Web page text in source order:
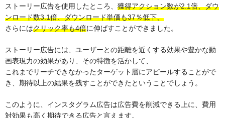
ストーリー広告を使用したところ、 獲得アクション数が2.1倍、ダウ
ンロード数3.1倍、ダウンロード単価も37％低下、
さらにはクリック率も4倍に伸ばすことができました。
ストーリー広告には、ユーザーとの距離を近くする効果や豊かな動
画表現力の効果があり、その特徴を活かして、
これまでリーチできなかったターゲット層にアピールすることがで
き、期待以上の結果を残すことができたということでしょう。
このように、インスタグラム広告は広告費を削減できる上に、費用
対効果も高く期待できる広告と言えます。